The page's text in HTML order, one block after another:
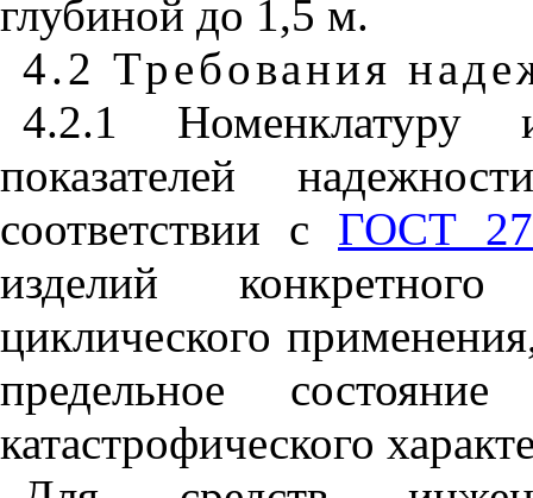
глубиной до 1,5 м.
4.2 Требования
4.2.1
показателей
соответствии с ГОСТ
изделий конкретного
циклического
предельное
катастрофического